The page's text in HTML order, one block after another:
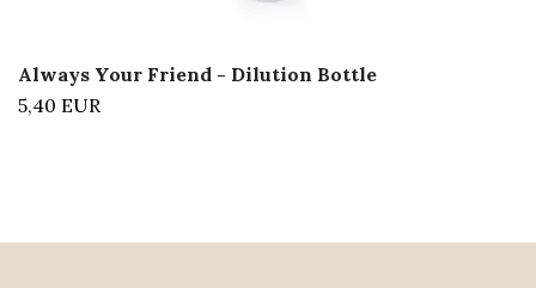
Always Your Friend - Dilution Bottle
5,40 EUR